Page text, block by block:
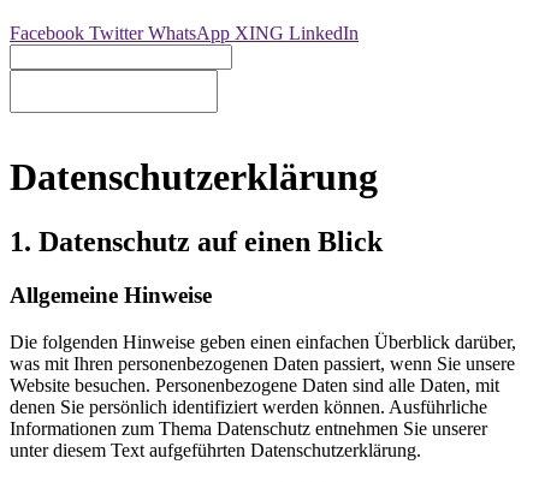
Facebook TwitterWhatsApp XING LinkedIn
Datenschutzerklärung
1. Datenschutz auf einen Blick
Allgemeine Hinweise
Die folgenden Hinweise geben einen einfachen Überblick darüber,
was mit Ihren personenbezogenen Daten passiert, wenn Sie unsere
Website besuchen. Personenbezogene Daten sind alle Daten, mit
denen Sie persönlich identifiziert werden können. Ausführliche
Informationen zum Thema Datenschutz entnehmen Sie unserer
unter diesem Text aufgeführten Datenschutzerklärung.